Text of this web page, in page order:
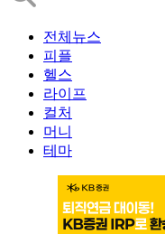
전체뉴스
피플
헬스
라이프
컬처
머니
테마